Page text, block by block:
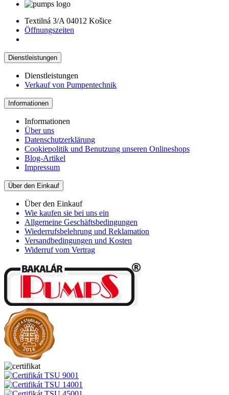
Textilná 3/A 04012 Košice
Öffnungszeiten
Dienstleistungen
Dienstleistungen
Verkauf von Pumpentechnik
Informationen
Informationen
Über uns
Datenschutzerklärung
Cookiepolitik und Benutzung unseren Onlineshops
Blog-Artikel
Impressum
Über den Einkauf
Über den Einkauf
Wie kaufen sie bei uns ein
Allgemeine Geschäftsbedingungen
Wiederrufsbelehrung und Reklamation
Versandbedingungen und Kosten
Widerruf vom Vertrag